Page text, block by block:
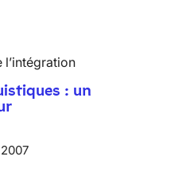
l’intégration
: un
2007